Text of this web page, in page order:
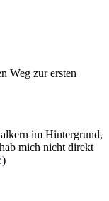
Weg zur ersten
im Hintergrund,
mich nicht direkt